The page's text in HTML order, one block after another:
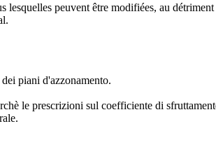
lesquelles peuvent être modifiées, au
piani d'azzonamento.
le prescrizioni sul coefficiente di